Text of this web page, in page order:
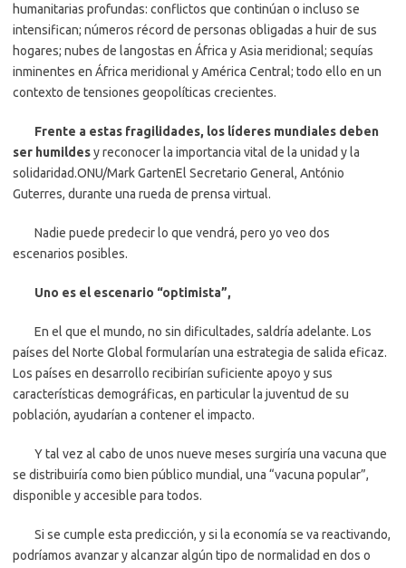
humanitarias profundas: conflictos que continúan o incluso se
intensifican; números récord de personas obligadas a huir de sus
hogares; nubes de langostas en África y Asia meridional; sequías
inminentes en África meridional y América Central; todo ello en un
contexto de tensiones geopolíticas crecientes.
Frente a estas fragilidades, los líderes mundiales deben
ser humildesy reconocer la importancia vital de la unidad y la
solidaridad.ONU/Mark GartenEl Secretario General, António
Guterres, durante una rueda de prensa virtual.
Nadie puede predecir lo que vendrá, pero yo veo dos
escenarios posibles.
Uno es el escenario “optimista”,
En el que el mundo, no sin dificultades, saldría adelante. Los
países del Norte Global formularían una estrategia de salida eficaz.
Los países en desarrollo recibirían suficiente apoyo y sus
características demográficas, en particular la juventud de su
población, ayudarían a contener el impacto.
Y tal vez al cabo de unos nueve meses surgiría una vacuna que
se distribuiría como bien público mundial, una “vacuna popular”,
disponible y accesible para todos.
Si se cumple esta predicción, y si la economía se va reactivando,
podríamos avanzar y alcanzar algún tipo de normalidad en dos o